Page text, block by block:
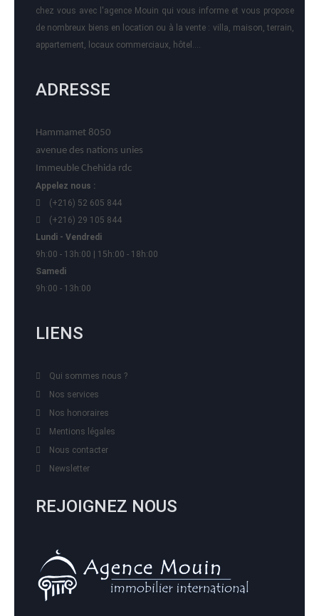
chez vous avec l'agence Mouin qui vous informe et vous propose
de nombreux biens en location ou à la vente : villa, maison, terrain,
appartement, locaux commerciaux, hôtel….
ADRESSE
Hammamet 8050
avenue des nations unies
Immeuble Chehida rdc
Appelez nous :
(+216) 52 605 844
(+216) 29 105 844
Lundi - Vendredi
9h:00 - 13h:00 | 15h:00 - 18h:00
Samedi
9h:00 - 13h:00
LIENS
Qui sommes nous ?
Nos services
Nos honoraires
Mentions légales
Nous contacter
Newsletter
REJOIGNEZ NOUS